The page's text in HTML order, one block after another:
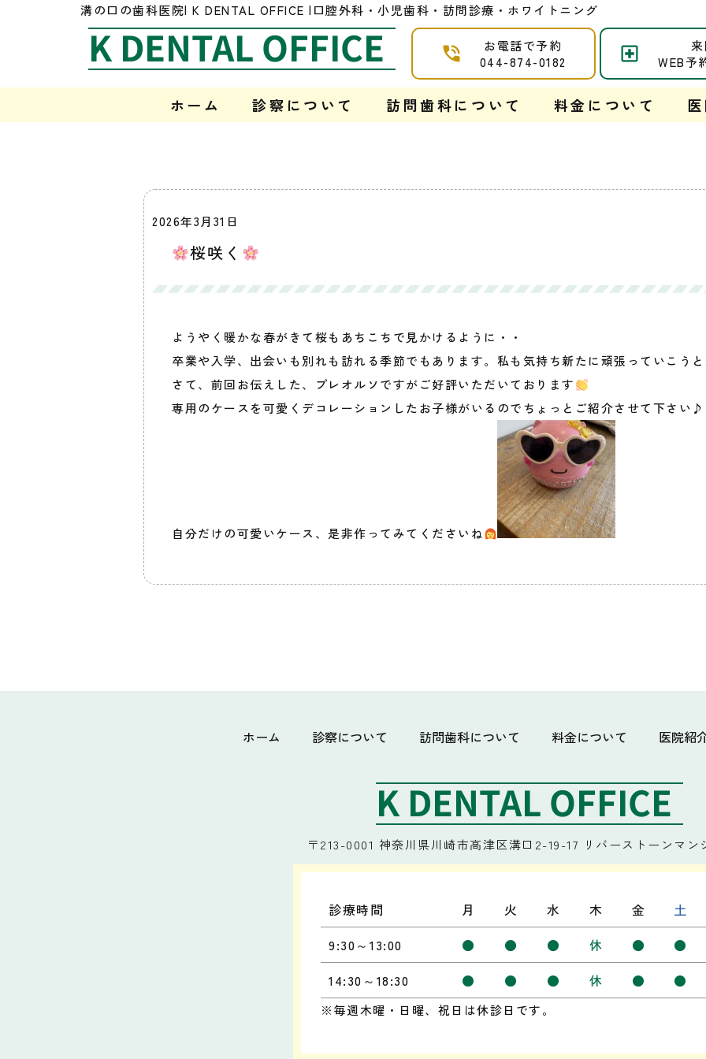
溝の口の歯科医院| K DENTAL OFFICE |口腔外科・小児歯科・訪問診療・ホワイトニング
K DENTAL OFFICE
お電話で予約
044-874-0182
WEB予
ホーム 診察について 訪問歯科について 料金について
2026年3月31日
桜咲く
ようやく暖かな春がきて桜もあちこちで見かけるように・・
卒業や入学、出会いも別れも訪れる季節でもあります。私も気持ち新たに頑張っていこう
さて、前回お伝えした、プレオルソですがご好評いただいております
専用のケースを可愛くデコレーションしたお子様がいるのでちょっとご紹介させて下さい♪
自分だけの可愛いケース、是非作ってみてくださいね
ホーム 診察について 訪問歯科について 料金について 医院紹
K DENTAL OFFICE
〒213-0001 神奈川県川崎市高津区溝口2-19-17 リバーストーンマン
診療時間 月 火 水 木 金
土
9:30～13:00
● ● ● 休 ●
●
14:30～18:30
● ● ● 休 ● ●
※毎週木曜・日曜、祝日は休診日です。